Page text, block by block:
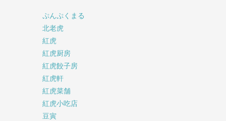
ぷんぷくまる
北老虎
紅虎
紅虎厨房
紅虎餃子房
紅虎軒
紅虎菜舗
紅虎小吃店
豆寅